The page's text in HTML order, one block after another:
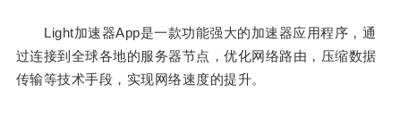
Light加速器App是一款功能强大的加速器应用程序，通
过连接到全球各地的服务器节点，优化网络路由，压缩数据
传输等技术手段，实现网络速度的提升。